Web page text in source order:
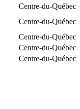
Centre-du-Québec
Centre-du-Québec
Centre-du-Québec
Centre-du-Québec
Centre-du-Québec